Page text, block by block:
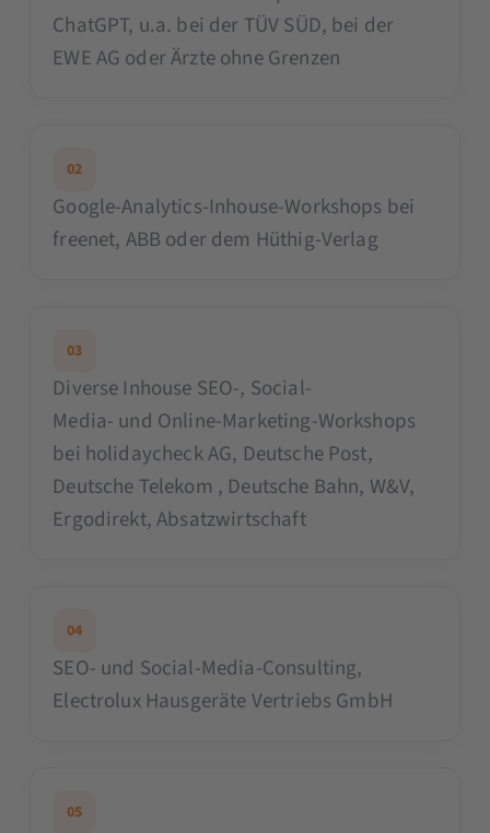
ChatGPT, u.a. bei der TÜV SÜD, bei der
EWE AG oder Ärzte ohne Grenzen
02
Google-Analytics-Inhouse-Workshops bei
freenet, ABB oder dem Hüthig-Verlag
03
Diverse Inhouse SEO-, Social-
Media- und Online-Marketing-Workshops
bei holidaycheck AG, Deutsche Post,
Deutsche Telekom , Deutsche Bahn, W&V,
Ergodirekt, Absatzwirtschaft
04
SEO- und Social-Media-Consulting,
Electrolux Hausgeräte Vertriebs GmbH
05